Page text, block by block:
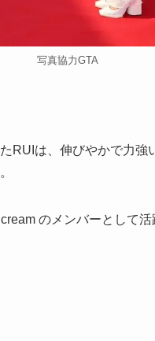
写真協力GTA
RUIは、伸びやかで力
のメンバーとして